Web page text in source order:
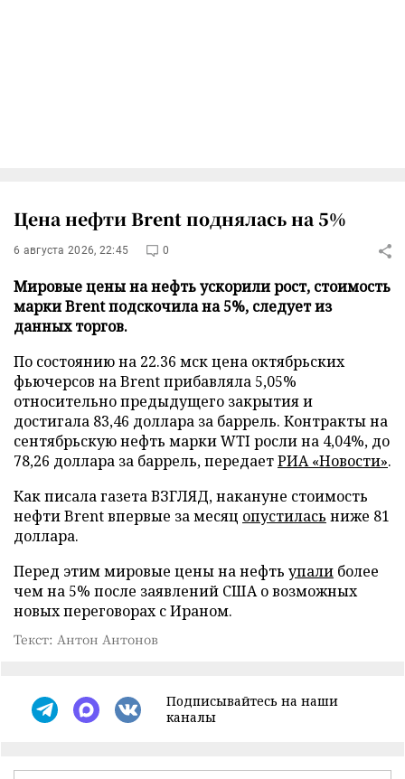
Цена нефти Brent поднялась на 5%
6 августа 2026, 22:45 0
Мировые цены на нефть ускорили рост, стоимость
марки Brent подскочила на 5%, следует из
данных торгов.
По состоянию на 22.36 мск цена октябрьских
фьючерсов на Brent прибавляла 5,05%
относительно предыдущего закрытия и
достигала 83,46 доллара за баррель. Контракты на
сентябрьскую нефть марки WTI росли на 4,04%, до
78,26 доллара за баррель, передаетРИА «Новости».
Как писала газета ВЗГЛЯД, накануне стоимость
нефти Brent впервые за месяц опустилась ниже 81
доллара.
Перед этим мировые цены на нефть упали более
чем на 5% после заявлений США о возможных
новых переговорах с Ираном.
Текст: Антон Антонов
Подписывайтесь на наши
каналы